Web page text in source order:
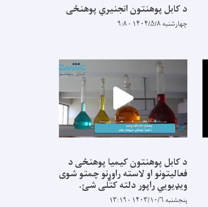
د کابل پوهنتون انجنیري پوهنځی
چهارشنبه ۱۴۰۴/۵/۸ - ۹:۸
د کابل پوهنتون کیمیا پوهنځی د
فعالیتونو او لاسته راوړنو چمتو شوی
ویډیویي راپور دلته کتلی شئ.
پنجشنبه ۱۴۰۳/۱۰/۶ - ۱۳:۱۹